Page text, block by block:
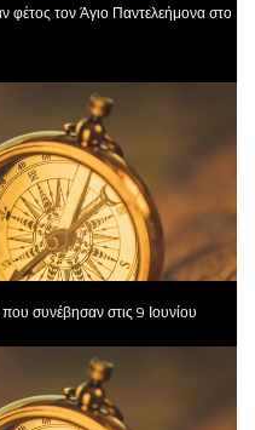
φέτος τον Άγιο Παντελεήμονα στο
συνέβησαν στις 9 Ιουνίου